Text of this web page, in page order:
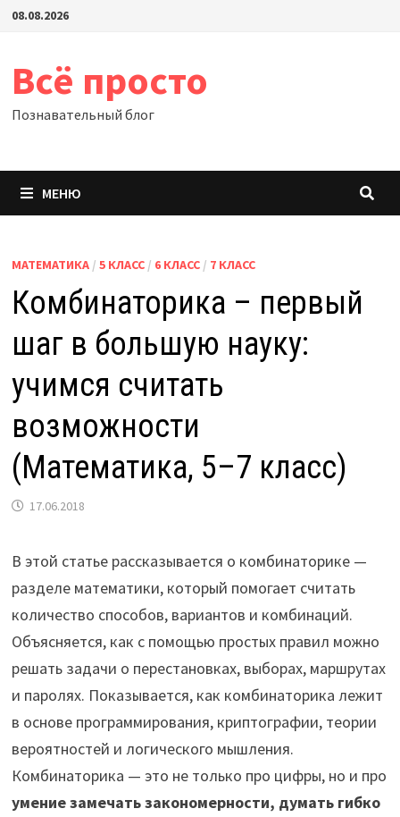
Перейти
08.08.2026
Всё просто
Познавательный блог
МЕНЮ
МАТЕМАТИКА/ 5 КЛАСС/ 6 КЛАСС/ 7 КЛАСС
Комбинаторика – первый
шаг в большую науку:
учимся считать
возможности
(Математика, 5–7 класс)
17.06.2018
В этой статье рассказывается о комбинаторике —
разделе математики, который помогает считать
количество способов, вариантов и комбинаций.
Объясняется, как с помощью простых правил можно
решать задачи о перестановках, выборах, маршрутах
и паролях. Показывается, как комбинаторика лежит
в основе программирования, криптографии, теории
вероятностей и логического мышления.
Комбинаторика — это не только про цифры, но и про
умение замечать закономерности, думать гибко